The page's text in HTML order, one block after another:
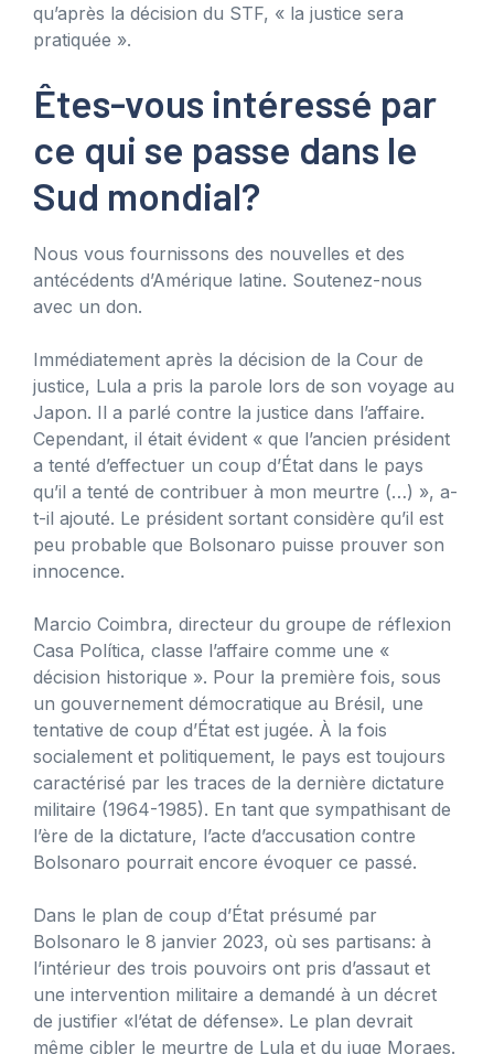
qu’après la décision du STF, « la justice sera
pratiquée ».
Êtes-vous intéressé par
ce qui se passe dans le
Sud mondial?
Nous vous fournissons des nouvelles et des
antécédents d’Amérique latine. Soutenez-nous
avec un don.
Immédiatement après la décision de la Cour de
justice, Lula a pris la parole lors de son voyage au
Japon. Il a parlé contre la justice dans l’affaire.
Cependant, il était évident « que l’ancien président
a tenté d’effectuer un coup d’État dans le pays
qu’il a tenté de contribuer à mon meurtre (…) », a-
t-il ajouté. Le président sortant considère qu’il est
peu probable que Bolsonaro puisse prouver son
innocence.
Marcio Coimbra, directeur du groupe de réflexion
Casa Política, classe l’affaire comme une «
décision historique ». Pour la première fois, sous
un gouvernement démocratique au Brésil, une
tentative de coup d’État est jugée. À la fois
socialement et politiquement, le pays est toujours
caractérisé par les traces de la dernière dictature
militaire (1964-1985). En tant que sympathisant de
l’ère de la dictature, l’acte d’accusation contre
Bolsonaro pourrait encore évoquer ce passé.
Dans le plan de coup d’État présumé par
Bolsonaro le 8 janvier 2023, où ses partisans: à
l’intérieur des trois pouvoirs ont pris d’assaut et
une intervention militaire a demandé à un décret
de justifier «l’état de défense». Le plan devrait
même cibler le meurtre de Lula et du juge Moraes.